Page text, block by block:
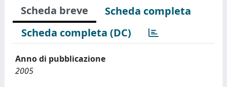
Scheda breve
Scheda completa
Scheda completa (DC)
Anno di pubblicazione
2005